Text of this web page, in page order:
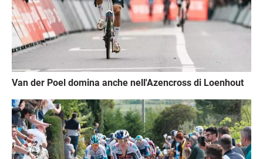
Van der Poel domina anche nell'Azencross di Loenhout
Immagine